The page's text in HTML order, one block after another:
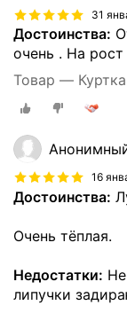
31
Достоинства:
очень . На
Товар —
16
Достоинства:
Очень тёплая.
Недостатки:
липучки